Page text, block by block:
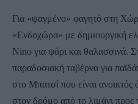
Για «ψαγμένο» φαγητό στη
«Ενδοχώρα» με δημιουργική
Nino για ψάρι και θαλασσινά.
παραδοσιακή ταβέρνα για
στο Μπατσί που είναι
στον δρόμο από το λιμάνι προς